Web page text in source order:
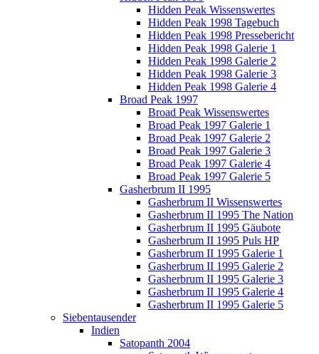
Hidden Peak Wissenswertes
Hidden Peak 1998 Tagebuch
Hidden Peak 1998 Pressebericht
Hidden Peak 1998 Galerie 1
Hidden Peak 1998 Galerie 2
Hidden Peak 1998 Galerie 3
Hidden Peak 1998 Galerie 4
Broad Peak 1997
Broad Peak Wissenswertes
Broad Peak 1997 Galerie 1
Broad Peak 1997 Galerie 2
Broad Peak 1997 Galerie 3
Broad Peak 1997 Galerie 4
Broad Peak 1997 Galerie 5
Gasherbrum II 1995
Gasherbrum II Wissenswertes
Gasherbrum II 1995 The Nation
Gasherbrum II 1995 Gäubote
Gasherbrum II 1995 Puls HP
Gasherbrum II 1995 Galerie 1
Gasherbrum II 1995 Galerie 2
Gasherbrum II 1995 Galerie 3
Gasherbrum II 1995 Galerie 4
Gasherbrum II 1995 Galerie 5
Siebentausender
Indien
Satopanth 2004